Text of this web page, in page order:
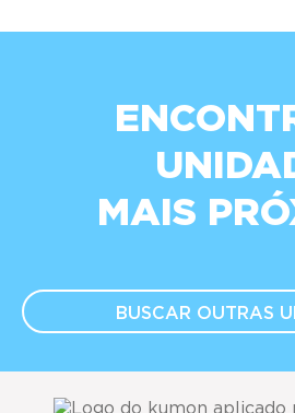
MAIS
BUSCAR OUTRAS